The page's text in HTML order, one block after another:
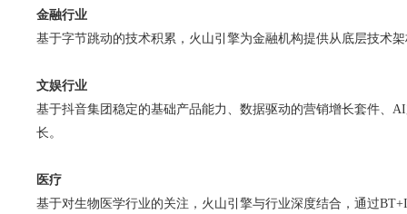
金融行业
基于字节跳动的技术积累，火山引擎为金融机构提供从底层技术
文娱行业
基于抖音集团稳定的基础产品能力、数据驱动的营销增长套件、
长。
医疗
基于对生物医学行业的关注，火山引擎与行业深度结合，通过